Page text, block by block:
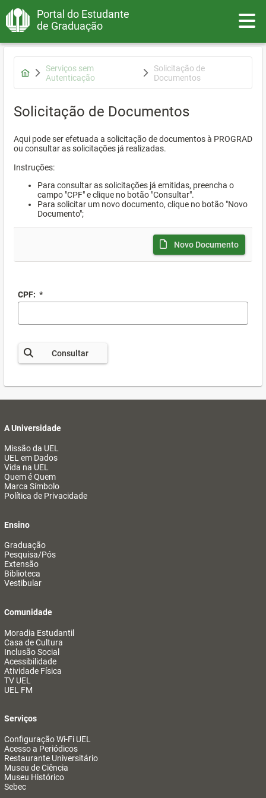
Portal do Estudante
de Graduação
Serviços sem
Autenticação
Solicitação de
Documentos
Solicitação de Documentos
Aqui pode ser efetuada a solicitação de documentos à PROGRAD
ou consultar as solicitações já realizadas.
Instruções:
Para consultar as solicitações já emitidas, preencha o
campo "CPF" e clique no botão "Consultar".
Para solicitar um novo documento, clique no botão "Novo
Documento";
Novo Documento
CPF: *
Consultar
A Universidade
Missão da UEL
UEL em Dados
Vida na UEL
Quem é Quem
Marca Símbolo
Política de Privacidade
Ensino
Graduação
Pesquisa/Pós
Extensão
Biblioteca
Vestibular
Comunidade
Moradia Estudantil
Casa de Cultura
Inclusão Social
Acessibilidade
Atividade Física
TV UEL
UEL FM
Serviços
Configuração Wi-Fi UEL
Acesso a Periódicos
Restaurante Universitário
Museu de Ciência
Museu Histórico
Sebec